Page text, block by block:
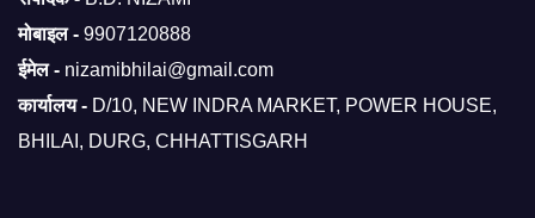
मोबाइल - 9907120888
ईमेल - nizamibhilai@gmail.com
कार्यालय - D/10, NEW INDRA MARKET, POWER HOUSE,
BHILAI, DURG, CHHATTISGARH